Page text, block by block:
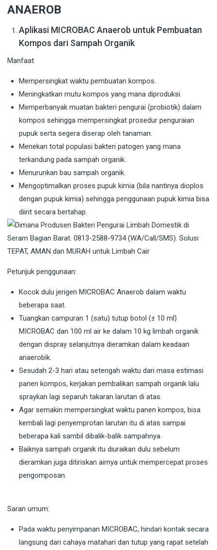
ANAEROB
Aplikasi MICROBAC Anaerob untuk Pembuatan
Kompos dari Sampah Organik
Manfaat:
Mempersingkat waktu pembuatan kompos.
Meningkatkan mutu kompos yang mana diproduksi.
Memperbanyak muatan bakteri pengurai (probiotik) dalam
kompos sehingga mempersingkat prosedur penguraian
pupuk serta segera diserap oleh tanaman.
Menekan total populasi bakteri patogen yang mana
terkandung pada sampah organik.
Menurunkan bau sampah organik.
Mengoptimalkan proses pupuk kimia (bila nantinya dioplos
dengan pupuk kimia) sehingga penggunaan pupuk kimia bisa
diirit secara bertahap.
Petunjuk penggunaan:
Kocok dulu jerigen MICROBAC Anaerob dalam waktu
beberapa saat.
Tuangkan campuran 1 (satu) tutup botol (± 10 ml)
MICROBAC dan 100 ml air ke dalam 10 kg limbah organik
dengan dispray selanjutnya dieramkan dalam keadaan
anaerobik.
Sesudah 2-3 hari atau setengah waktu dari masa estimasi
panen kompos, kerjakan pembalikan sampah organik lalu
spraykan lagi separuh takaran larutan di atas.
Agar semakin mempersingkat waktu panen kompos, bisa
kembali lagi penyemprotan larutan itu di atas sampai
beberapa kali sambil dibalik-balik sampahnya.
Baiknya sampah organik itu diuraikan dulu sebelum
dieramkan juga ditiriskan airnya untuk mempercepat proses
pengomposan.
Saran umum:
Pada waktu penyimpanan MICROBAC, hindari kontak secara
langsung dari cahaya matahari dan tutup yang rapat setelah